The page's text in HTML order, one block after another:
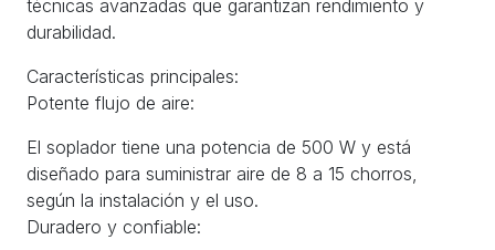
técnicas avanzadas que garantizan rendimiento y
durabilidad.
Características principales:
Potente flujo de aire:
El soplador tiene una potencia de 500 W y está
diseñado para suministrar aire de 8 a 15 chorros,
según la instalación y el uso.
Duradero y confiable: